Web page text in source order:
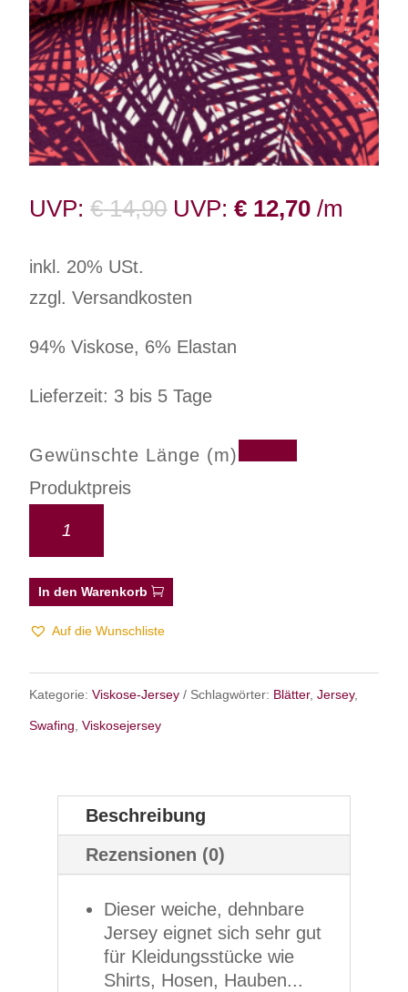
UVP: €14,90 UVP: € 12,70 /m
inkl. 20% USt.
zzgl. Versandkosten
94% Viskose, 6% Elastan
Lieferzeit: 3 bis 5 Tage
Gewünschte Länge (m)
Produktpreis
In den Warenkorb
Auf die Wunschliste
Kategorie:Viskose-Jersey Schlagwörter: Blätter,Jersey,
Swafing,Viskosejersey
Beschreibung
Rezensionen (0)
Dieser weiche, dehnbare
Jersey eignet sich sehr gut
für Kleidungsstücke wie
Shirts, Hosen, Hauben...